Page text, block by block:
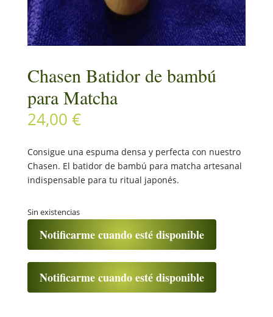
Chasen Batidor de bambú
para Matcha
24,00 €
Consigue una espuma densa y perfecta con nuestro
Chasen. El batidor de bambú para matcha artesanal
indispensable para tu ritual japonés.
Sin existencias
Notificarme cuando esté disponible
Notificarme cuando esté disponible